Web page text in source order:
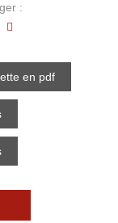
:
en pdf